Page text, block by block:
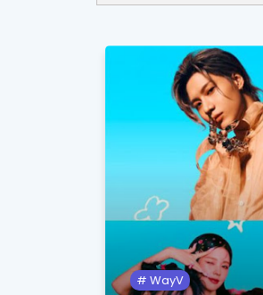
WayV